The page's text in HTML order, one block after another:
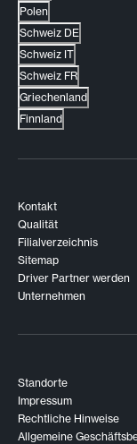
Polen
Schweiz DE
Schweiz IT
Schweiz FR
Griechenland
Finnland
Kontakt
Qualität
Filialverzeichnis
Sitemap
Driver Partner werden
Unternehmen
Standorte
Impressum
Rechtliche Hinweise
Allgemeine